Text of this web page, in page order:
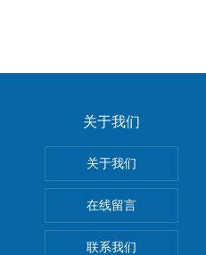
关于我们
关于我们
在线留言
联系我们